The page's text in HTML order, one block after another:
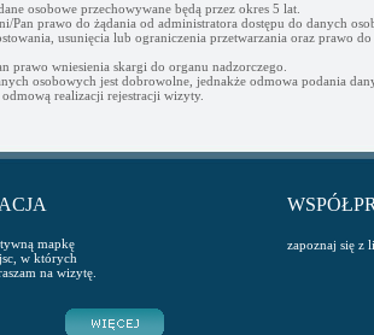
osobowe przechowywane będą przez okres 5 lat.
Pan prawo do żądania od administratora dostępu do danych
usunięcia lub ograniczenia przetwarzania oraz prawo do
prawo wniesienia skargi do organu nadzorczego.
osobowych jest dobrowolne, jednakże odmowa podania
realizacji rejestracji wizyty.
mapkę
w których
na wizytę.
zapoznaj się z